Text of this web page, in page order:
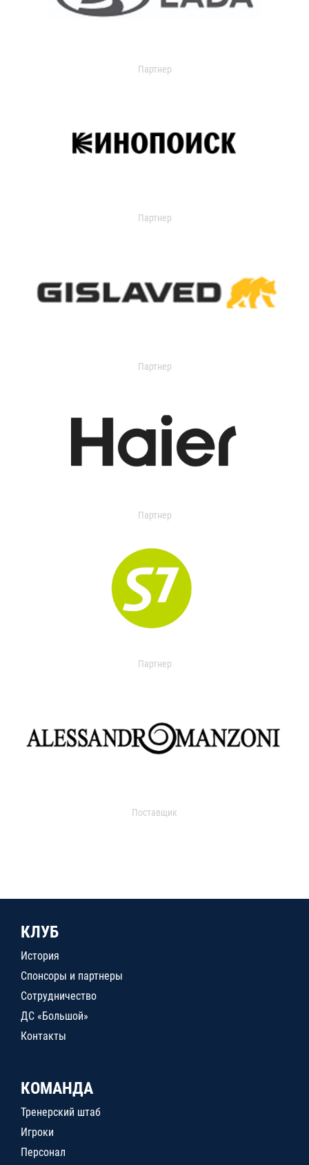
Партнер
Партнер
Партнер
Партнер
Партнер
Поставщик
КЛУБ
История
Спонсоры и партнеры
Сотрудничество
ДС «Большой»
Контакты
КОМАНДА
Тренерский штаб
Игроки
Персонал